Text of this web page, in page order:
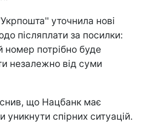
уточнила нові
післяплати за посилки:
номер потрібно буде
незалежно від суми
що Нацбанк має
уникнути спірних ситуацій.